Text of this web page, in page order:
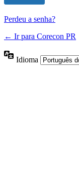
Perdeu a senha?
← Ir para Corecon PR
Idioma